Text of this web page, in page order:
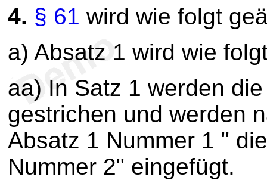
4. § 61 wird wie folgt
a) Absatz 1 wird wie
aa) In Satz 1 werden
gestrichen und werden
Absatz 1 Nummer 1 "
Nummer 2" eingefügt.